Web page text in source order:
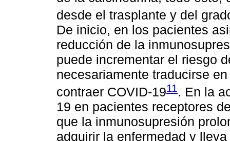
desde el trasplante y del
De inicio, en los pacientes
reducción de la
puede incrementar el riesgo
necesariamente traducirse
contraer COVID-1911. En la
19 en pacientes receptores
que la inmunosupresión
adquirir la enfermedad y